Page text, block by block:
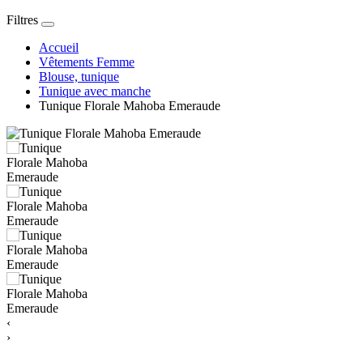
Filtres
Accueil
Vêtements Femme
Blouse, tunique
Tunique avec manche
Tunique Florale Mahoba Emeraude
‹
›